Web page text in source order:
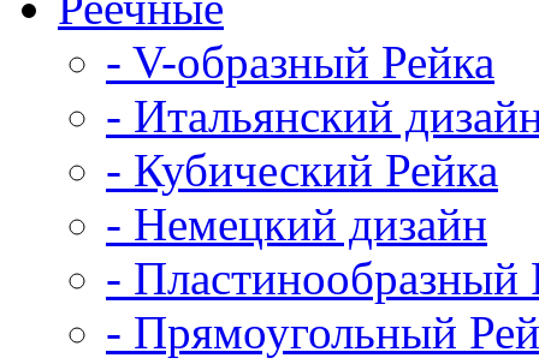
- V-образный Рейка
- Итальянский
- Кубический Рейка
- Немецкий дизайн
- Пластинообразный
- Прямоугольный